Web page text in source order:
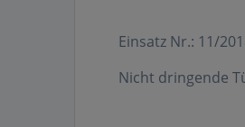
Einsatz Nr.: 11/
Nicht dringende